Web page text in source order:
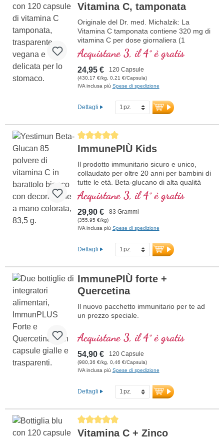
Vitamina C, tamponata
Originale del Dr. med. Michalzik: La
Vitamina C tamponata contiene 320 mg di
vitamina C per dose giornaliera (1
capsula). Questo integratore alimentare di
alta qualità è privo di additivi e prodotto in
Germania. La sigillatura è priva di
alluminio.
C tamponata
Acquistane 3, il 4° è gratis
24,95 € 120 Capsule
(430,17 €/kg, 0,21 €/Capsula)
IVA inclusa più Spese di spedizione
Dettagli
Average rating of 5 out of 5 stars
ImmunePIÙ Kids
Il prodotto immunitario sicuro e unico,
collaudato per oltre 20 anni per bambini di
tutte le età. Beta-glucano di alta qualità
prodotto in Germania con il massimo
grado di purezza. Polvere di ciliegia
Acerola biologica come fonte ottimale
naturale di vitamina C e inulina biologica.
Buon sapore senza additivi, può essere
gli adulti possono assumere con successo
questo prodotto.
Acquistane 3, il 4° è gratis
29,90 € 83 Grammi
(355,95 €/kg)
IVA inclusa più Spese di spedizione
Dettagli
ImmunePIÙ forte +
Quercetina
Il nuovo pacchetto immunitario per te ad
un prezzo speciale.
Acquistane 3, il 4° è gratis
54,90 € 120 Capsule
(980,36 €/kg, 0,46 €/Capsula)
IVA inclusa più Spese di spedizione
Dettagli
Average rating of 5 out of 5 stars
Vitamina C + Zinco